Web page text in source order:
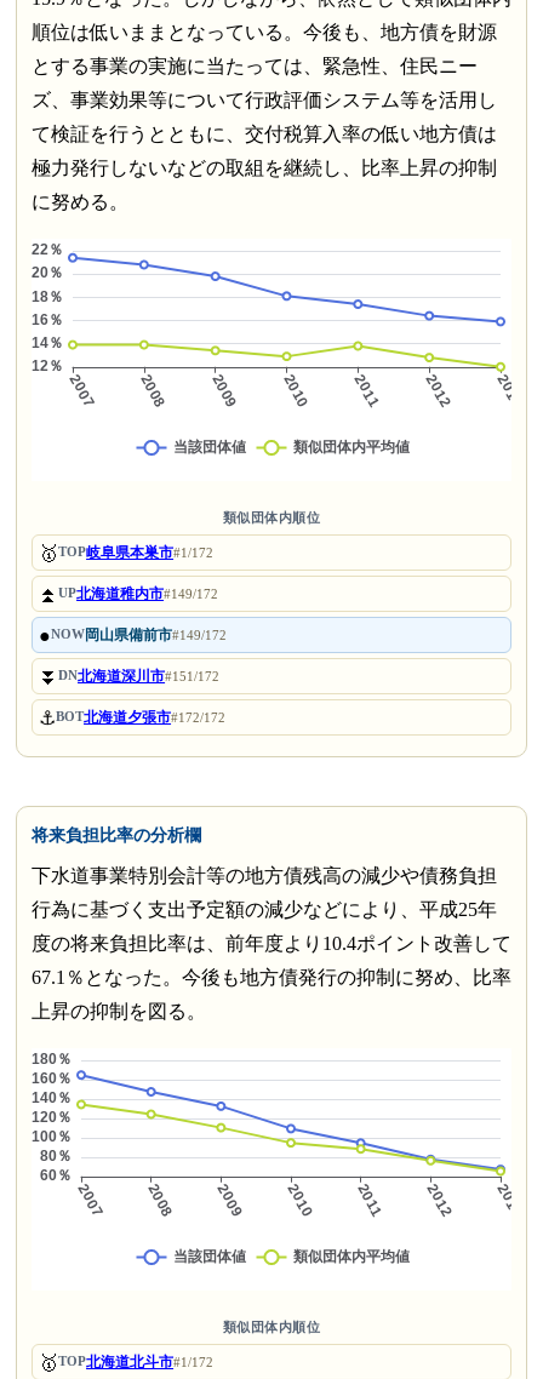
順位は低いままとなっている。今後も、地方債を財源
とする事業の実施に当たっては、緊急性、住民ニー
ズ、事業効果等について行政評価システム等を活用し
て検証を行うとともに、交付税算入率の低い地方債は
極力発行しないなどの取組を継続し、比率上昇の抑制
に努める。
類似団体内順位
🥇TOP岐阜県本巣市#1/172
⏫UP北海道稚内市#149/172
●NOW岡山県備前市#149/172
⏬DN北海道深川市#151/172
⚓BOT北海道夕張市#172/172
将来負担比率の分析欄
下水道事業特別会計等の地方債残高の減少や債務負担
行為に基づく支出予定額の減少などにより、平成25年
度の将来負担比率は、前年度より10.4ポイント改善して
67.1％となった。今後も地方債発行の抑制に努め、比率
上昇の抑制を図る。
類似団体内順位
🥇TOP北海道北斗市#1/172